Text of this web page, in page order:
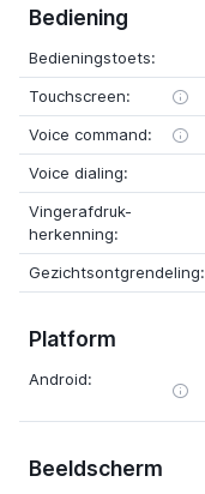
Bediening
Bedieningstoets:
Touchscreen:
Voice command:
Voice dialing:
Vingerafdruk-
herkenning:
Gezichtsontgrendeling:
Platform
Android:
Beeldscherm